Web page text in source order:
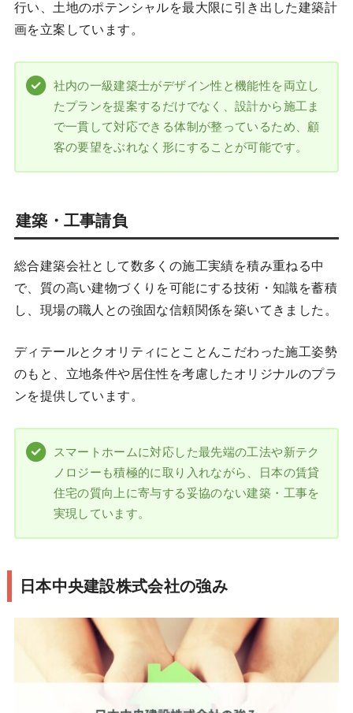
行い、土地のポテンシャルを最大限に引き出した建築計
画を立案しています。
社内の一級建築士がデザイン性と機能性を両立し
たプランを提案するだけでなく、設計から施工ま
で一貫して対応できる体制が整っているため、顧
客の要望をぶれなく形にすることが可能です。
建築・工事請負
総合建築会社として数多くの施工実績を積み重ねる中
で、質の高い建物づくりを可能にする技術・知識を蓄積
し、現場の職人との強固な信頼関係を築いてきました。
ディテールとクオリティにとことんこだわった施工姿勢
のもと、立地条件や居住性を考慮したオリジナルのプラ
ンを提供しています。
スマートホームに対応した最先端の工法や新テク
ノロジーも積極的に取り入れながら、日本の賃貸
住宅の質向上に寄与する妥協のない建築・工事を
実現しています。
日本中央建設株式会社の強み